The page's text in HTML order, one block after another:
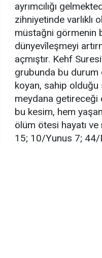
ayrımcılığı
zihniyetinde varlıklı
müstağni görmenin
dünyevîleşmeyi
açmıştır. Kehf
grubunda bu durum
koyan, sahip
meydana getireceği
bu kesim, hem
ölüm ötesi hayatı
15; 10/Yunus 7;